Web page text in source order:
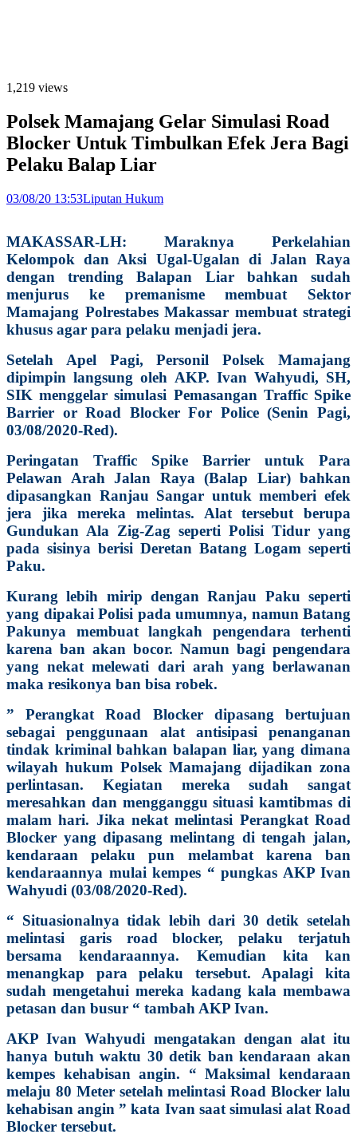
1,219 views
Polsek Mamajang Gelar Simulasi Road
Blocker Untuk Timbulkan Efek Jera Bagi
Pelaku Balap Liar
03/08/20 13:53Liputan Hukum
MAKASSAR-LH: Maraknya Perkelahian
Kelompok dan Aksi Ugal-Ugalan di Jalan Raya
dengan trending Balapan Liar bahkan sudah
menjurus ke premanisme membuat Sektor
Mamajang Polrestabes Makassar membuat strategi
khusus agar para pelaku menjadi jera.
Setelah Apel Pagi, Personil Polsek Mamajang
dipimpin langsung oleh AKP. Ivan Wahyudi, SH,
SIK menggelar simulasi Pemasangan Traffic Spike
Barrier or Road Blocker For Police (Senin Pagi,
03/08/2020-Red).
Peringatan Traffic Spike Barrier untuk Para
Pelawan Arah Jalan Raya (Balap Liar) bahkan
dipasangkan Ranjau Sangar untuk memberi efek
jera jika mereka melintas. Alat tersebut berupa
Gundukan Ala Zig-Zag seperti Polisi Tidur yang
pada sisinya berisi Deretan Batang Logam seperti
Paku.
Kurang lebih mirip dengan Ranjau Paku seperti
yang dipakai Polisi pada umumnya, namun Batang
Pakunya membuat langkah pengendara terhenti
karena ban akan bocor. Namun bagi pengendara
yang nekat melewati dari arah yang berlawanan
maka resikonya ban bisa robek.
” Perangkat Road Blocker dipasang bertujuan
sebagai penggunaan alat antisipasi penanganan
tindak kriminal bahkan balapan liar, yang dimana
wilayah hukum Polsek Mamajang dijadikan zona
perlintasan. Kegiatan mereka sudah sangat
meresahkan dan mengganggu situasi kamtibmas di
malam hari. Jika nekat melintasi Perangkat Road
Blocker yang dipasang melintang di tengah jalan,
kendaraan pelaku pun melambat karena ban
kendaraannya mulai kempes “ pungkas AKP Ivan
Wahyudi (03/08/2020-Red).
“ Situasionalnya tidak lebih dari 30 detik setelah
melintasi garis road blocker, pelaku terjatuh
bersama kendaraannya. Kemudian kita kan
menangkap para pelaku tersebut. Apalagi kita
sudah mengetahui mereka kadang kala membawa
petasan dan busur “ tambah AKP Ivan.
AKP Ivan Wahyudi mengatakan dengan alat itu
hanya butuh waktu 30 detik ban kendaraan akan
kempes kehabisan angin. “ Maksimal kendaraan
melaju 80 Meter setelah melintasi Road Blocker lalu
kehabisan angin ” kata Ivan saat simulasi alat Road
Blocker tersebut.